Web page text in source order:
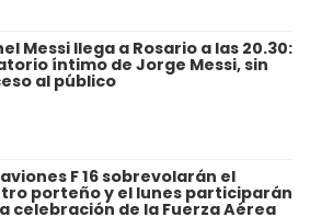
Messi llega a Rosario a las 20.30:
íntimo de Jorge Messi, sin
al público
aviones F 16 sobrevolarán el
porteño y el lunes participarán
celebración de la Fuerza Aérea